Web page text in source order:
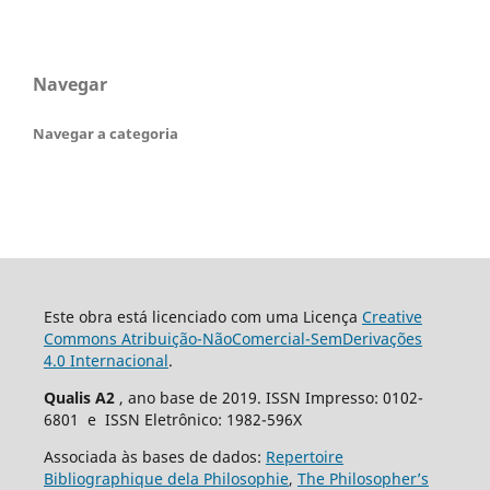
Navegar
Navegar a categoria
Este obra está licenciado com uma Licença Creative
Commons Atribuição-NãoComercial-SemDerivações
4.0 Internacional.
Qualis A2 , ano base de 2019. ISSN Impresso: 0102-
6801 e ISSN Eletrônico: 1982-596X
Associada às bases de dados: Repertoire
Bibliographique dela Philosophie, The Philosopher’s